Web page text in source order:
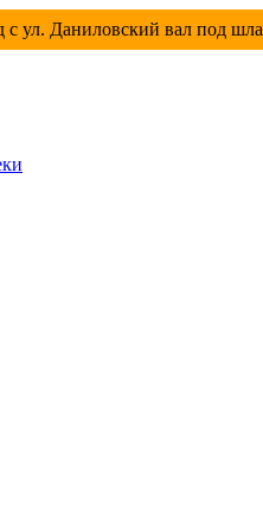
ул. Даниловский вал под